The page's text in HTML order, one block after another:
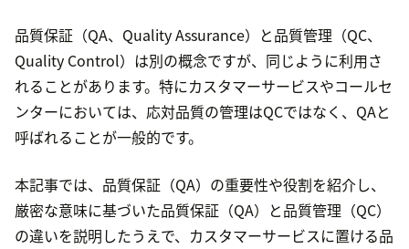
品質保証（QA、Quality Assurance）と品質管理（QC、
Quality Control）は別の概念ですが、同じように利用さ
れることがあります。特にカスタマーサービスやコールセ
ンターにおいては、応対品質の管理はQCではなく、QAと
呼ばれることが一般的です。
本記事では、品質保証（QA）の重要性や役割を紹介し、
厳密な意味に基づいた品質保証（QA）と品質管理（QC）
の違いを説明したうえで、カスタマーサービスに置ける品